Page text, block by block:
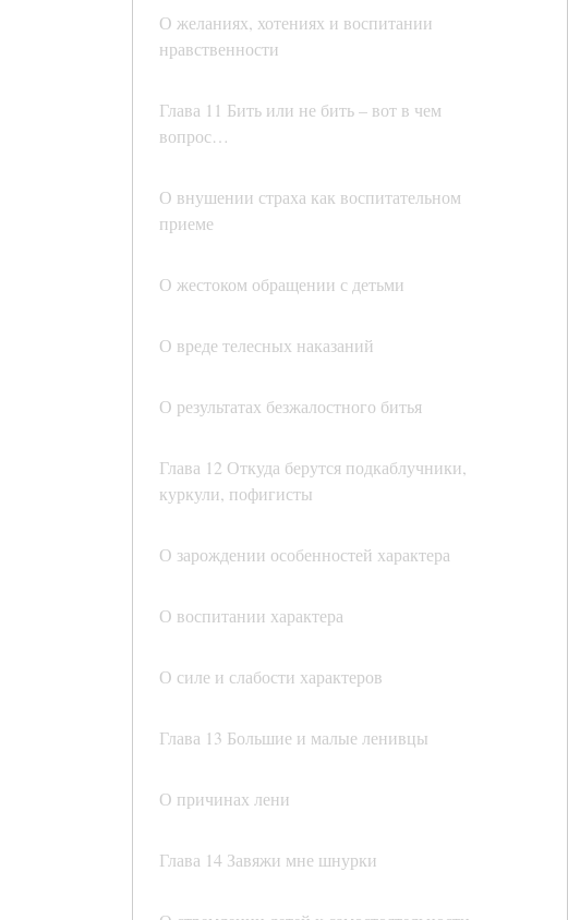
О желаниях, хотениях и воспитании
нравственности
Глава 11 Бить или не бить – вот в чем
вопрос…
О внушении страха как воспитательном
приеме
О жестоком обращении с детьми
О вреде телесных наказаний
О результатах безжалостного битья
Глава 12 Откуда берутся подкаблучники,
куркули, пофигисты
О зарождении особенностей характера
О воспитании характера
О силе и слабости характеров
Глава 13 Большие и малые ленивцы
О причинах лени
Глава 14 Завяжи мне шнурки